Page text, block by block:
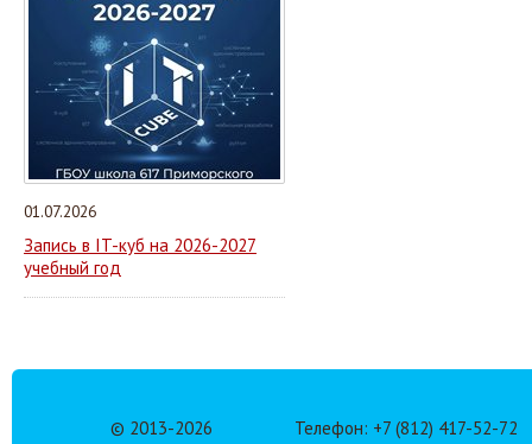
01.07.2026
Запись в IT-куб на 2026-2027
учебный год
© 2013-2026 Телефон: +7 (812) 417-52-72